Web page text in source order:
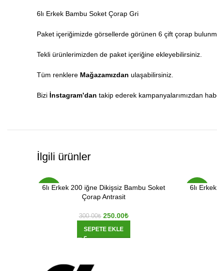
6lı Erkek Bambu Soket Çorap Gri
Paket içeriğimizde görsellerde görünen 6 çift çorap
Tekli ürünlerimizden de paket içeriğine ekleyebilirsiniz.
Tüm renklere Mağazamızdan ulaşabilirsiniz.
Bizi İnstagram’dan takip ederek kampanyalarımızdan
İlgili ürünler
-17%
6lı Erkek 200 iğne Dikişsiz Bambu Soket
Çorap Antrasit
300.00₺ 250.00₺
SEPETE EKLE
-17%
6lı